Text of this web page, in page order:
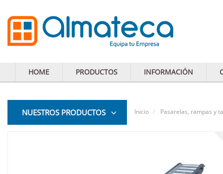
HOME PRODUCTOS INFORMACIÓN
NUESTROS PRODUCTOS Inicio Pasarelas, rampas y